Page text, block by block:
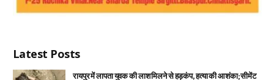
Latest Posts
रायपुर में लापता युवक की लाश मिलने से हड़कंप, हत्या की आशंका; सीमेंट